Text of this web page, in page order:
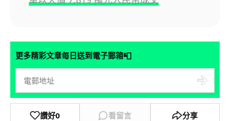
更多精彩文章每日送到電子郵箱📮
讚好0 看留言 分享